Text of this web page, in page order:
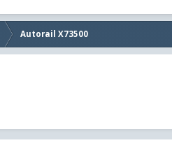
Autorail X73500